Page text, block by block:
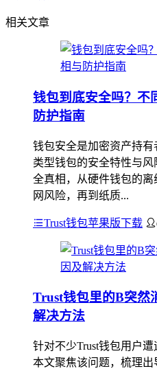
相关文章
钱包到底安全吗？不
防护指南
钱包安全是加密资产持
类型钱包的安全特性与
全真相，从硬件钱包的
网风险，再到纸质...
Trust钱包苹果版下载
Trust钱包里的B突然
解决方法
针对不少Trust钱包用户
本文聚焦该问题，梳理出